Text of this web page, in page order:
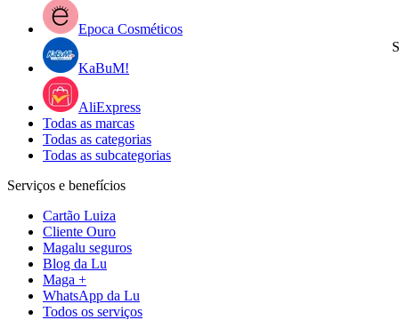
Epoca Cosméticos
KaBuM!
AliExpress
Todas as marcas
Todas as categorias
Todas as subcategorias
Serviços e benefícios
Cartão Luiza
Cliente Ouro
Magalu seguros
Blog da Lu
Maga +
WhatsApp da Lu
Todos os serviços